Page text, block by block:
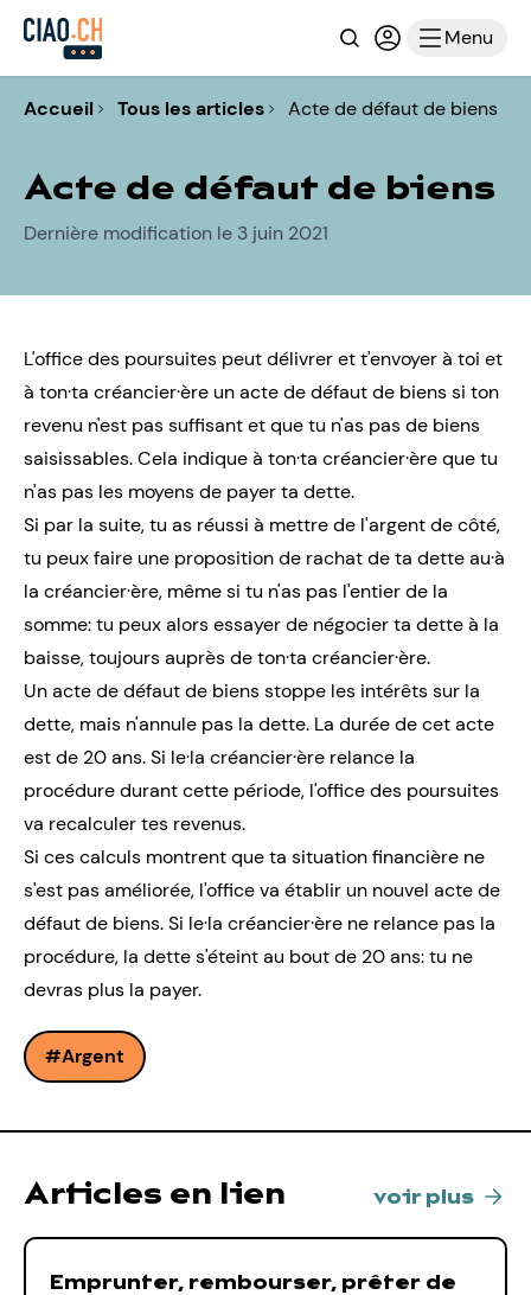
RechercheConnexion
Menu
Accueil Tous les articles Acte de défaut de biens
Acte de défaut de biens
Dernière modification le 3 juin 2021
L'office des poursuites peut délivrer et t'envoyer à toi et
à ton·ta créancier·ère un acte de défaut de biens si ton
revenu n'est pas suffisant et que tu n'as pas de biens
saisissables. Cela indique à ton·ta créancier·ère que tu
n'as pas les moyens de payer ta dette.
Si par la suite, tu as réussi à mettre de l'argent de côté,
tu peux faire une proposition de rachat de ta dette au·à
la créancier·ère, même si tu n'as pas l'entier de la
somme: tu peux alors essayer de négocier ta dette à la
baisse, toujours auprès de ton·ta créancier·ère.
Un acte de défaut de biens stoppe les intérêts sur la
dette, mais n'annule pas la dette. La durée de cet acte
est de 20 ans. Si le·la créancier·ère relance la
procédure durant cette période, l'office des poursuites
va recalculer tes revenus.
Si ces calculs montrent que ta situation financière ne
s'est pas améliorée, l'office va établir un nouvel acte de
défaut de biens. Si le·la créancier·ère ne relance pas la
procédure, la dette s'éteint au bout de 20 ans: tu ne
devras plus la payer.
Argent
Articles en lien voir plus
Emprunter, rembourser, prêter de